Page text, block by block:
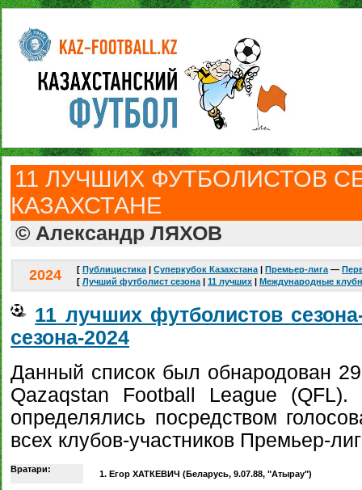
11 ЛУЧШИХ ФУТБОЛИСТОВ
КАЗАХСТАНЕ
© Александр ЛЯХОВ
2024 [ Публицистика | Суперкубок Казахстана | Премьер-лига —
[ Лучший футболист сезона | 11 лучших | Международные
11 лучших футболистов
сезона-2024
Данный список был обнародован
Qazaqstan Football League
определялись посредством
всех клубов-участников Премьер-
Вратари: 1. Егор ХАТКЕВИЧ (Беларусь, 9.07.88, "Атырау")